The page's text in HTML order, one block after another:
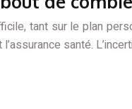
tant sur le plan
santé.